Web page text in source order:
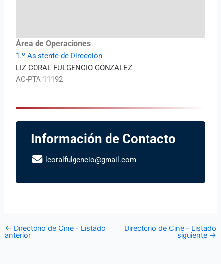
Área de Operaciones
1.º Asistente de Dirección
LIZ CORAL FULGENCIO GONZALEZ
AC-PTA 11192
Información de Contacto
lcoralfulgencio@gmail.com
← Directorio de Cine - Listado
anterior
Directorio de Cine - Listado
siguiente →